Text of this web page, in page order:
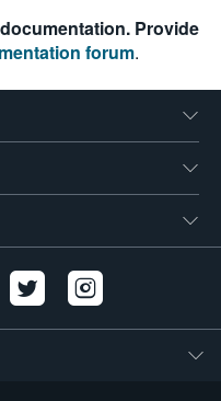
Provide
forum.